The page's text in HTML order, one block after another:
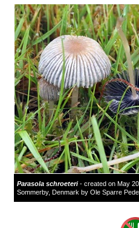
Parasola schroeteri- created on May
Sommerby, Denmark by Ole Sparre